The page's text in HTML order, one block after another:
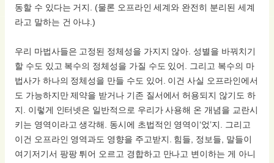
동할 수 있다는 거지. (물론 오프라인 세계와 완전히 분리된 세계
라고 말하는 건 아냐.)
우리 마법사들은 고정된 정체성을 가지지 않아. 성별을 바꿔치기
할 수도 있고 복수의 정체성을 가질 수도 있어. 그리고 복수의 마
법사가 하나의 정체성을 만들 수도 있어. 이건 사실 오프라인에서
도 가능하지만 제약을 받거나 기존 질서에서 허용되지 않기도 하
지. 이렇게 인터넷은 일반적으로 우리가 사용해 온 개념을 교란시
키는 영역이라고 생각해. 동시에 초법적인 영역이‘었’지. 그리고
이건 오프라인 영역과도 영향을 주고받지. 힘들, 정보들, 말들이
여기저기서 팡팡 튀어 오르고 경합하고 만나고 변이하는 게 아니